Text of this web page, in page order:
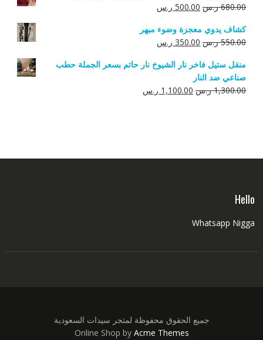
680.00 ر.س السعر
هو:
680.00 ر.س.
500.00 ر.سالسعر
هو:
500.00 ر.س.
كشاف يدوي معجزة وضوء مبهر
550.00 ر.س السعر
هو:
550.00 ر.س.
350.00 ر.سالسعر
هو:
منقل ستيل فاخر نار الشيوخ نار حاتم بسعر الجملة حطب
صناعي ضد النار
1,300.00 ر.س السعر
1,100.00 ر.سالسعر
Hello
Whatsapp Nigga
جميع الحقوق محفوظة لمتجر سيدات السعودية
Online Shop by Acme Themes